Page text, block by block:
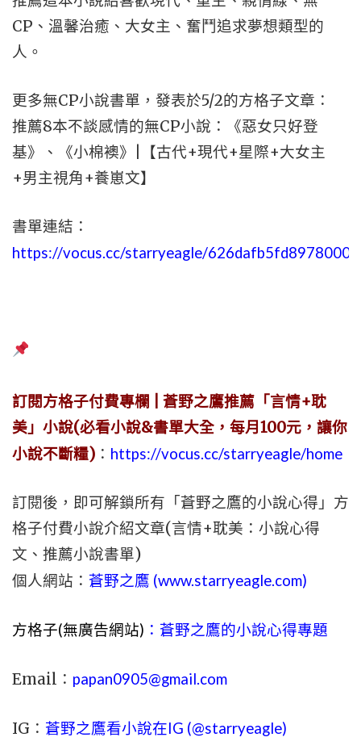
CP、溫馨治癒、大女主、奮鬥追求夢想類型的
人。
更多無CP小說書單，發表於5/2的方格子文章：
推薦8本不談感情的無CP小說：《惡女只好登
基》、《小棉襖》|【古代+現代+星際+大女主
+男主視角+養崽文】
書單連結：
https://vocus.cc/starryeagle/
訂閱方格子付費專欄 | 蒼野之鷹推薦「言情+耽
美」小說(必看小說&書單大全，每月100元，讓你
小說不斷糧) ： https://vocus.cc/starryeagle/home
訂閱後，即可解鎖所有「蒼野之鷹的小說心得」方
格子付費小說介紹文章(言情+耽美：小說心得
文、推薦小說書單)
個人網站： 蒼野之鷹 (www.starryeagle.com)
方格子(無廣告網站) ：蒼野之鷹的小說心得專題
Email： papan0905@gmail.com
IG： 蒼野之鷹看小說在IG (@starryeagle)